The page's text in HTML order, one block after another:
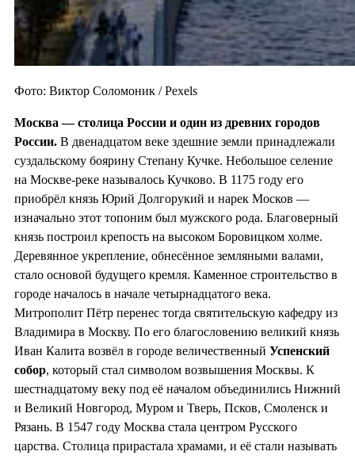
Фото: Виктор Соломоник / Pexels
Москва — столица России и один из древних городов
России. В двенадцатом веке здешние земли принадлежали
суздальскому боярину Степану Кучке. Небольшое селение
на Москве-реке называлось Кучково. В 1175 году его
приобрёл князь Юрий Долгорукий и нарек Москов —
изначально этот топоним был мужского рода. Благоверный
князь построил крепость на высоком Боровицком холме.
Деревянное укрепление, обнесённое земляными валами,
стало основой будущего кремля. Каменное строительство в
городе началось в начале четырнадцатого века.
Митрополит Пётр перенес тогда святительскую кафедру из
Владимира в Москву. По его благословению великий князь
Иван Калита возвёл в городе величественный Успенский
собор, который стал символом возвышения Москвы. К
шестнадцатому веку под её началом объединились Нижний
и Великий Новгород, Муром и Тверь, Псков, Смоленск и
Рязань. В 1547 году Москва стала центром Русского
царства. Столица прирастала храмами, и её стали называть